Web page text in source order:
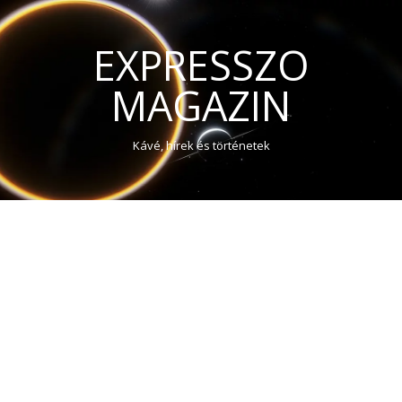
EXPRESSZO
MAGAZIN
Kávé, hírek és történetek